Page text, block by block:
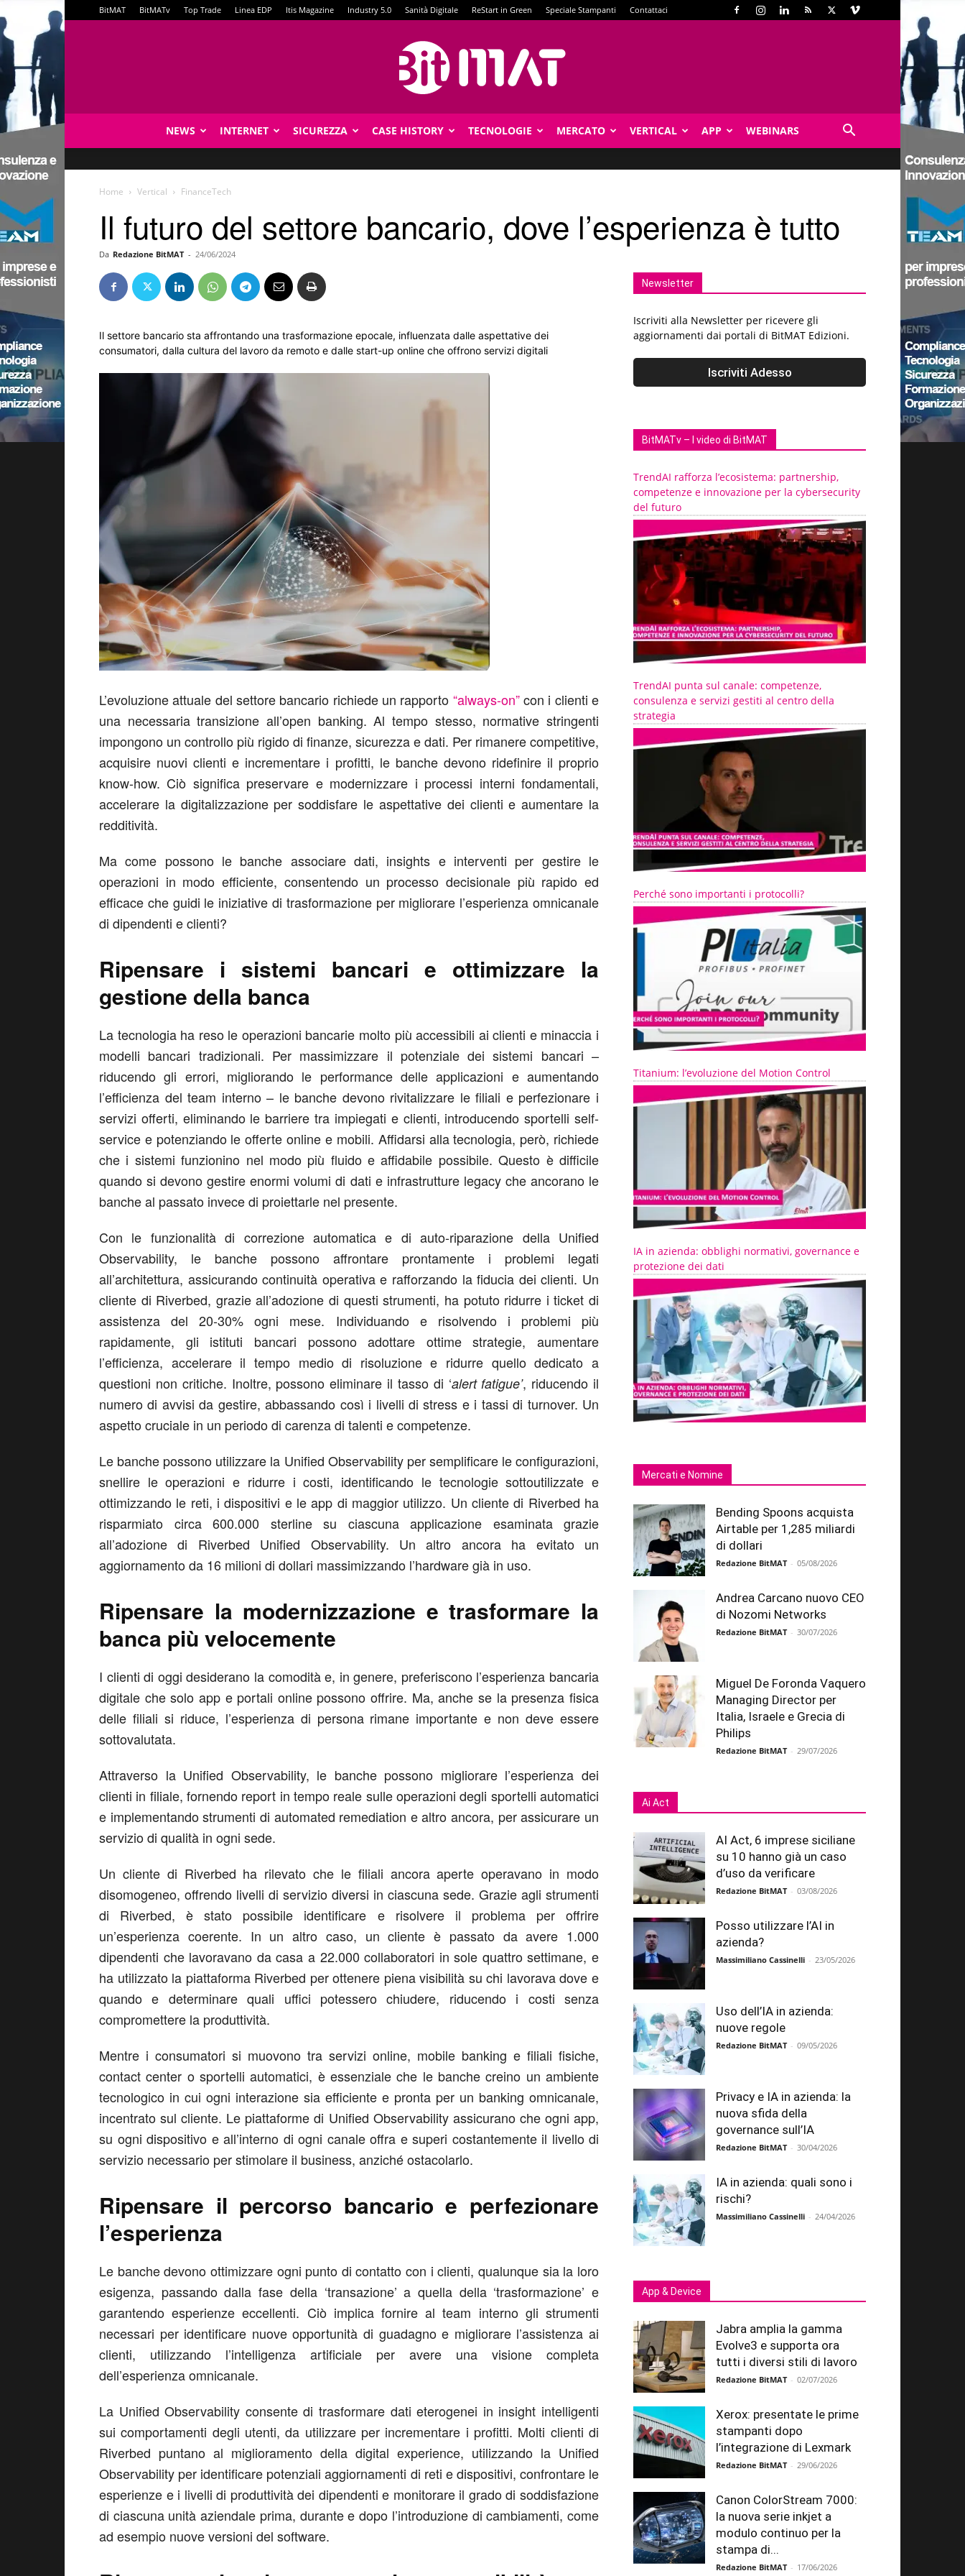
BitMAT BitMATv Top Trade Linea EDP Itis Magazine Industry 5.0 Sanità Digitale ReStart in Green Speciale Stampanti Contattaci
NEWS INTERNET SICUREZZA CASE HISTORY TECNOLOGIE MERCATO VERTICAL APP WEBINARS
Home Vertical FinanceTech
Il futuro del settore bancario, dove l’esperienza è tutto
Da Redazione BitMAT - 24/06/2024
Il settore bancario sta affrontando una trasformazione epocale, influenzata dalle aspettative dei
consumatori, dalla cultura del lavoro da remoto e dalle start-up online che offrono servizi digitali
L’evoluzione attuale del settore bancario richiede un rapporto “always-on”con i clienti e
una necessaria transizione all’open banking. Al tempo stesso, normative stringenti
impongono un controllo più rigido di finanze, sicurezza e dati. Per rimanere competitive,
acquisire nuovi clienti e incrementare i profitti, le banche devono ridefinire il proprio
know-how. Ciò significa preservare e modernizzare i processi interni fondamentali,
accelerare la digitalizzazione per soddisfare le aspettative dei clienti e aumentare la
redditività.
Ma come possono le banche associare dati, insights e interventi per gestire le
operazioni in modo efficiente, consentendo un processo decisionale più rapido ed
efficace che guidi le iniziative di trasformazione per migliorare l’esperienza omnicanale
di dipendenti e clienti?
Ripensare i sistemi bancari e ottimizzare la
gestione della banca
La tecnologia ha reso le operazioni bancarie molto più accessibili ai clienti e minaccia i
modelli bancari tradizionali. Per massimizzare il potenziale dei sistemi bancari –
riducendo gli errori, migliorando le performance delle applicazioni e aumentando
l’efficienza del team interno – le banche devono rivitalizzare le filiali e perfezionare i
servizi offerti, eliminando le barriere tra impiegati e clienti, introducendo sportelli self-
service e potenziando le offerte online e mobili. Affidarsi alla tecnologia, però, richiede
che i sistemi funzionino nel modo più fluido e affidabile possibile. Questo è difficile
quando si devono gestire enormi volumi di dati e infrastrutture legacy che ancorano le
banche al passato invece di proiettarle nel presente.
Con le funzionalità di correzione automatica e di auto-riparazione della Unified
Observability, le banche possono affrontare prontamente i problemi legati
all’architettura, assicurando continuità operativa e rafforzando la fiducia dei clienti. Un
cliente di Riverbed, grazie all’adozione di questi strumenti, ha potuto ridurre i ticket di
assistenza del 20-30% ogni mese. Individuando e risolvendo i problemi più
rapidamente, gli istituti bancari possono adottare ottime strategie, aumentare
l’efficienza, accelerare il tempo medio di risoluzione e ridurre quello dedicato a
questioni non critiche. Inoltre, possono eliminare il tasso di ‘alert fatigue’, riducendo il
numero di avvisi da gestire, abbassando così i livelli di stress e i tassi di turnover. Un
aspetto cruciale in un periodo di carenza di talenti e competenze.
Le banche possono utilizzare la Unified Observability per semplificare le configurazioni,
snellire le operazioni e ridurre i costi, identificando le tecnologie sottoutilizzate e
ottimizzando le reti, i dispositivi e le app di maggior utilizzo. Un cliente di Riverbed ha
risparmiato circa 600.000 sterline su ciascuna applicazione esaminata grazie
all’adozione di Riverbed Unified Observability. Un altro ancora ha evitato un
aggiornamento da 16 milioni di dollari massimizzando l’hardware già in uso.
Ripensare la modernizzazione e trasformare la
banca più velocemente
I clienti di oggi desiderano la comodità e, in genere, preferiscono l’esperienza bancaria
digitale che solo app e portali online possono offrire. Ma, anche se la presenza fisica
delle filiali si riduce, l’esperienza di persona rimane importante e non deve essere
sottovalutata.
Attraverso la Unified Observability, le banche possono migliorare l’esperienza dei
clienti in filiale, fornendo report in tempo reale sulle operazioni degli sportelli automatici
e implementando strumenti di automated remediation e altro ancora, per assicurare un
servizio di qualità in ogni sede.
Un cliente di Riverbed ha rilevato che le filiali ancora aperte operavano in modo
disomogeneo, offrendo livelli di servizio diversi in ciascuna sede. Grazie agli strumenti
di Riverbed, è stato possibile identificare e risolvere il problema per offrire
un’esperienza coerente. In un altro caso, un cliente è passato da avere 1.000
dipendenti che lavoravano da casa a 22.000 collaboratori in sole quattro settimane, e
ha utilizzato la piattaforma Riverbed per ottenere piena visibilità su chi lavorava dove e
quando e determinare quali uffici potessero chiudere, riducendo i costi senza
compromettere la produttività.
Mentre i consumatori si muovono tra servizi online, mobile banking e filiali fisiche,
contact center o sportelli automatici, è essenziale che le banche creino un ambiente
tecnologico in cui ogni interazione sia efficiente e pronta per un banking omnicanale,
incentrato sul cliente. Le piattaforme di Unified Observability assicurano che ogni app,
su ogni dispositivo e all’interno di ogni canale offra e superi costantemente il livello di
servizio necessario per stimolare il business, anziché ostacolarlo.
Ripensare il percorso bancario e perfezionare
l’esperienza
Le banche devono ottimizzare ogni punto di contatto con i clienti, qualunque sia la loro
esigenza, passando dalla fase della ‘transazione’ a quella della ‘trasformazione’ e
garantendo esperienze eccellenti. Ciò implica fornire al team interno gli strumenti
necessari per identificare nuove opportunità di guadagno e migliorare l’assistenza ai
clienti, utilizzando l’intelligenza artificiale per avere una visione completa
dell’esperienza omnicanale.
La Unified Observability consente di trasformare dati eterogenei in insight intelligenti
sui comportamenti degli utenti, da utilizzare per incrementare i profitti. Molti clienti di
Riverbed puntano al miglioramento della digital experience, utilizzando la Unified
Observability per identificare potenziali aggiornamenti di reti e dispositivi, confrontare le
esperienze e i livelli di produttività dei dipendenti e monitorare il grado di soddisfazione
di ciascuna unità aziendale prima, durante e dopo l’introduzione di cambiamenti, come
ad esempio nuove versioni del software.
Newsletter
Iscriviti alla Newsletter per ricevere gli
aggiornamenti dai portali di BitMAT Edizioni.
BitMATv – I video di BitMAT
TrendAI rafforza l’ecosistema: partnership,
competenze e innovazione per la cybersecurity
del futuro
TrendAI punta sul canale: competenze,
consulenza e servizi gestiti al centro della
strategia
Perché sono importanti i protocolli?
Titanium: l’evoluzione del Motion Control
IA in azienda: obblighi normativi, governance e
protezione dei dati
Mercati e Nomine
Bending Spoons acquista
Airtable per 1,285 miliardi
di dollari
Redazione BitMAT - 05/08/2026
Andrea Carcano nuovo CEO
di Nozomi Networks
Redazione BitMAT - 30/07/2026
Miguel De Foronda Vaquero
Managing Director per
Italia, Israele e Grecia di
Philips
Redazione BitMAT - 29/07/2026
Ai Act
AI Act, 6 imprese siciliane
su 10 hanno già un caso
d’uso da verificare
Redazione BitMAT - 03/08/2026
Posso utilizzare l’AI in
azienda?
Massimiliano Cassinelli - 23/05/2026
Uso dell’IA in azienda:
nuove regole
Redazione BitMAT - 09/05/2026
Privacy e IA in azienda: la
nuova sfida della
governance sull’IA
Redazione BitMAT - 30/04/2026
IA in azienda: quali sono i
rischi?
Massimiliano Cassinelli - 24/04/2026
App & Device
Jabra amplia la gamma
Evolve3 e supporta ora
tutti i diversi stili di lavoro
Redazione BitMAT - 02/07/2026
Xerox: presentate le prime
stampanti dopo
l’integrazione di Lexmark
Redazione BitMAT - 29/06/2026
Canon ColorStream 7000:
la nuova serie inkjet a
modulo continuo per la
stampa di...
Redazione BitMAT - 17/06/2026